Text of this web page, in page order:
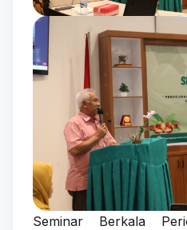
Seminar Berkala